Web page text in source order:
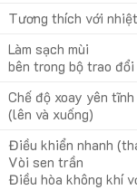
Tương thích với
Làm sạch mùi
bên trong bộ trao
Chế độ xoay yên tĩnh
(lên và xuống)
Điều khiển nhanh
Vòi sen trần
Điều hòa không khí